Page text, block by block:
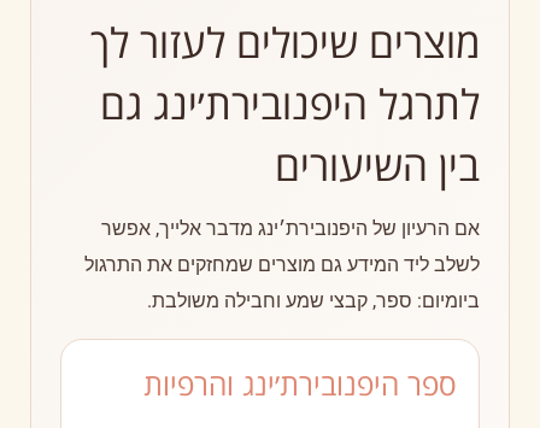
מוצרים שיכולים לעזור לך
לתרגל היפנובירת׳ינג גם
בין השיעורים
אם הרעיון של היפנובירת׳ינג מדבר אלייך, אפשר
לשלב ליד המידע גם מוצרים שמחזקים את התרגול
ביומיום: ספר, קבצי שמע וחבילה משולבת.
ספר היפנובירת׳ינג והרפיות